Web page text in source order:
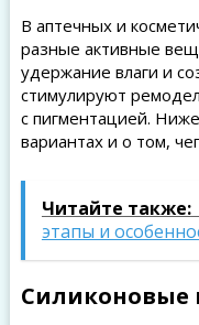
В аптечных и
разные активные
удержание влаги и
стимулируют
с пигментацией.
вариантах и о том,
Читайте также:
этапы и
Силиконовые